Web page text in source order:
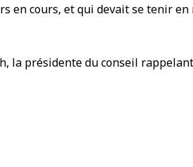
cours, et qui devait se tenir en
la présidente du conseil